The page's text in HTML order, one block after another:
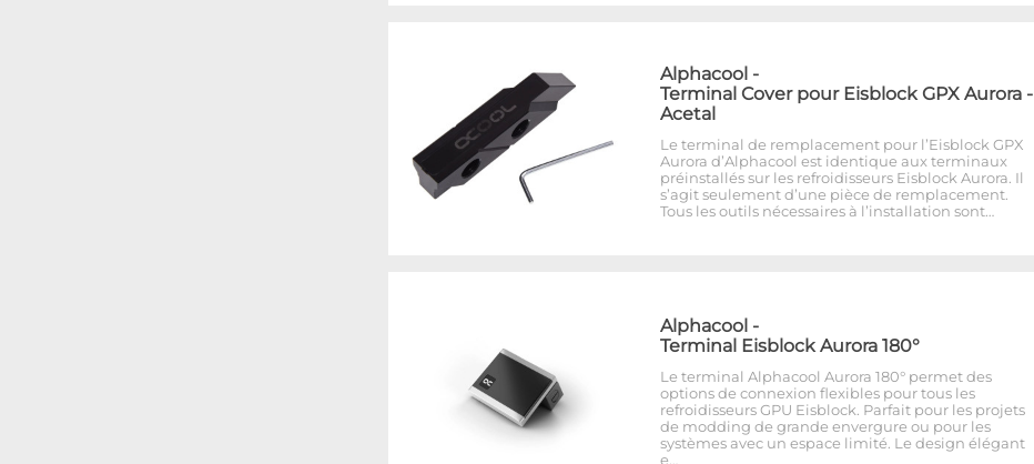
Alphacool -
Terminal Cover pour Eisblock GPX Aurora -
Acetal
Le terminal de remplacement pour l’Eisblock GPX
Aurora d’Alphacool est identique aux terminaux
préinstallés sur les refroidisseurs Eisblock Aurora. Il
s’agit seulement d’une pièce de remplacement.
Tous les outils nécessaires à l’installation sont…
Alphacool -
Terminal Eisblock Aurora 180°
Le terminal Alphacool Aurora 180° permet des
options de connexion flexibles pour tous les
refroidisseurs GPU Eisblock. Parfait pour les projets
de modding de grande envergure ou pour les
systèmes avec un espace limité. Le design élégant
e…